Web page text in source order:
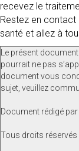
recevez le
Restez en
santé et allez à
Le présent
pourrait ne pas
document vous
sujet, veuillez
Document rédigé
Tous droits